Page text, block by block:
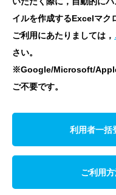
イルを作成するExcelマク
ご利用にあたりましては，
さい。
※Google/Microsoft/
ご不要です。
利用者一括
ご利用